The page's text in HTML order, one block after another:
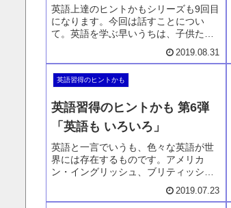
英語上達のヒントかもシリーズも9回目
になります。今回は話すことについ
て。英語を学ぶ早いうちは、子供たち
のではと思います。それにはいくつか
ましたら是非上手に利用してください
2019.08.31
英語習得のヒントかも
英語習得のヒントかも 第6弾
「英語も いろいろ」
英語と一言でいうも、色々な英語が世
界には存在するものです。アメリカ
ン・イングリッシュ、ブリティッシ
てからの英語ですと、どうしても聴き
2019.07.23